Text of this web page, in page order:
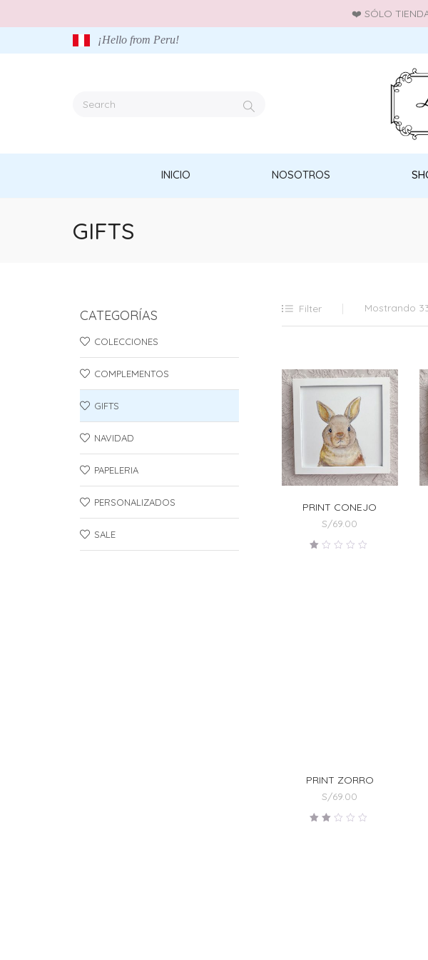
❤️ SÓLO
¡Hello from Peru!
INICIO NOSOTROS
GIFTS
Filter Mostrando
PRINT CONEJO
S/69.00
PRINT ZORRO
S/69.00
CATEGORÍAS
COLECCIONES
COMPLEMENTOS
GIFTS
NAVIDAD
PAPELERIA
PERSONALIZADOS
SALE